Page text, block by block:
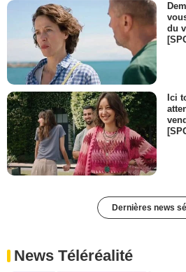
du
Ici
Dernières news
News Téléréalité